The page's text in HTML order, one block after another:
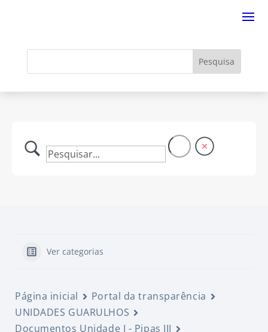
Ver categorias
Página inicial
Portal da transparência
UNIDADES GUARULHOS
Documentos Unidade I - Pipas III